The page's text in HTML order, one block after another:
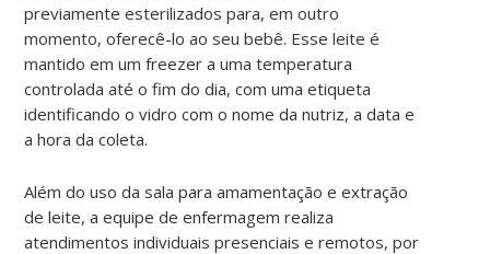
previamente esterilizados para, em outro
momento, oferecê-lo ao seu bebê. Esse leite é
mantido em um freezer a uma temperatura
controlada até o fim do dia, com uma etiqueta
identificando o vidro com o nome da nutriz, a data e
a hora da coleta.
Além do uso da sala para amamentação e extração
de leite, a equipe de enfermagem realiza
atendimentos individuais presenciais e remotos, por